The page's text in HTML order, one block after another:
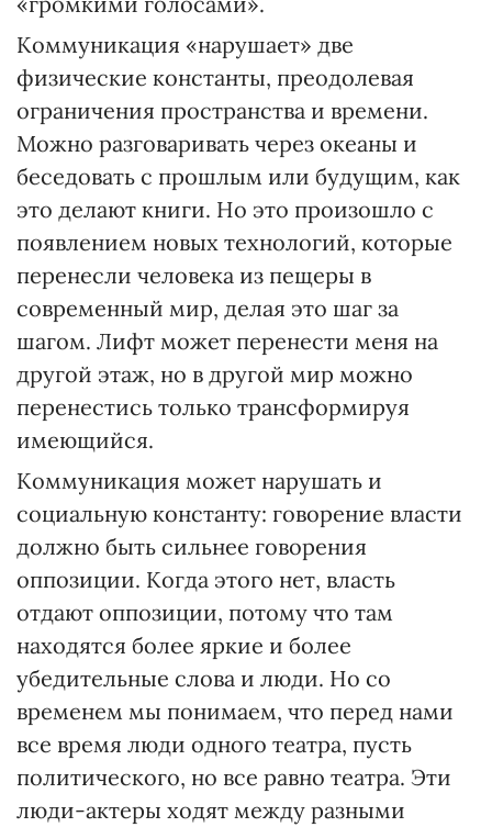
Коммуникация «нарушает» две
физические константы, преодолевая
ограничения пространства и времени.
Можно разговаривать через океаны и
беседовать с прошлым или будущим, как
это делают книги. Но это произошло с
появлением новых технологий, которые
перенесли человека из пещеры в
современный мир, делая это шаг за
шагом. Лифт может перенести меня на
другой этаж, но в другой мир можно
перенестись только трансформируя
имеющийся.
Коммуникация может нарушать и
социальную константу: говорение власти
должно быть сильнее говорения
оппозиции. Когда этого нет, власть
отдают оппозиции, потому что там
находятся более яркие и более
убедительные слова и люди. Но со
временем мы понимаем, что перед нами
все время люди одного театра, пусть
политического, но все равно театра. Эти
люди-актеры ходят между разными